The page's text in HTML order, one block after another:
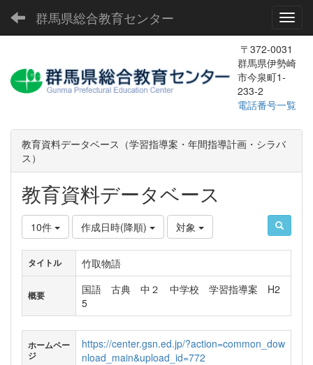
群馬県総合教育センター
〒372-0031
群馬県伊勢崎
市今泉町1-
233-2
電話番号一覧
教育資料データベース（学習指導案・年間指導計画・シラバ
ス）
教育資料データベース
10件 作成日時(降順) 対象
タイトル 竹取物語
概要
国語 古典 中２ 中学校 学習指導案 H2
5
ホームペー
ジ
https://center.gsn.ed.jp/?action=common_dow
nload_main&upload_id=772